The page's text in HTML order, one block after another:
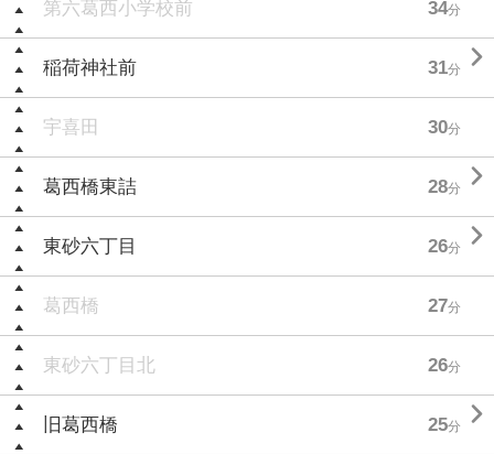
第六葛西小学校前 34分
稲荷神社前 31分 
宇喜田 30分
葛西橋東詰 28分 
東砂六丁目 26分 
葛西橋 27分
東砂六丁目北 26分
旧葛西橋 25分 